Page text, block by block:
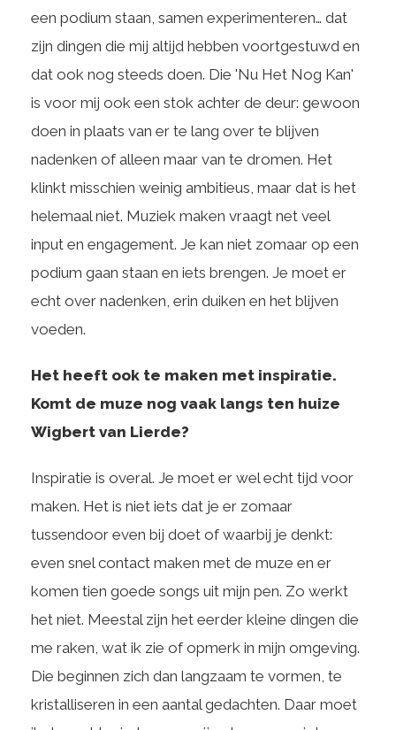
een podium staan, samen experimenteren… dat
zijn dingen die mij altijd hebben voortgestuwd en
dat ook nog steeds doen. Die 'Nu Het Nog Kan'
is voor mij ook een stok achter de deur: gewoon
doen in plaats van er te lang over te blijven
nadenken of alleen maar van te dromen. Het
klinkt misschien weinig ambitieus, maar dat is het
helemaal niet. Muziek maken vraagt net veel
input en engagement. Je kan niet zomaar op een
podium gaan staan en iets brengen. Je moet er
echt over nadenken, erin duiken en het blijven
voeden.
Het heeft ook te maken met inspiratie.
Komt de muze nog vaak langs ten huize
Wigbert van Lierde?
Inspiratie is overal. Je moet er wel echt tijd voor
maken. Het is niet iets dat je er zomaar
tussendoor even bij doet of waarbij je denkt:
even snel contact maken met de muze en er
komen tien goede songs uit mijn pen. Zo werkt
het niet. Meestal zijn het eerder kleine dingen die
me raken, wat ik zie of opmerk in mijn omgeving.
Die beginnen zich dan langzaam te vormen, te
kristalliseren in een aantal gedachten. Daar moet